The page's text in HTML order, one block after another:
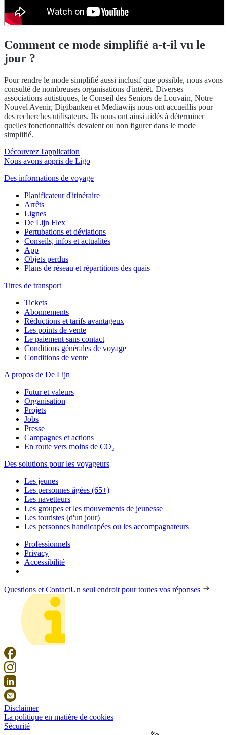
Comment ce mode simplifié a-t-il vu le
jour ?
Pour rendre le mode simplifié aussi inclusif que possible, nous avons
consulté de nombreuses organisations d'intérêt. Diverses
associations autistiques, le Conseil des Seniors de Louvain, Notre
Nouvel Avenir, Digibanken et Mediawijs nous ont accueillis pour
des recherches utilisateurs. Ils nous ont ainsi aidés à déterminer
quelles fonctionnalités devaient ou non figurer dans le mode
simplifié.
Découvrez l'application
Nous avons appris de Ligo
Des informations de voyage
Planificateur d'itinéraire
Arrêts
Lignes
De Lijn Flex
Pertubations et déviations
Conseils, infos et actualités
App
Objets perdus
Plans de réseau et répartitions des quais
Titres de transport
Tickets
Abonnements
Réductions et tarifs avantageux
Les points de vente
Le paiement sans contact
Conditions générales de voyage
Conditions de vente
A propos de De Lijn
Futur et valeurs
Organisation
Projets
Jobs
Presse
Campagnes et actions
En route vers moins de CO₂
Des solutions pour les voyageurs
Les jeunes
Les personnes âgées (65+)
Les navetteurs
Les groupes et les mouvements de jeunesse
Les touristes (d'un jour)
Les personnes handicapées ou les accompagnateurs
Professionnels
Privacy
Accessibilité
Questions et ContactUn seul endroit pour toutes vos réponses
Disclaimer
La politique en matière de cookies
Sécurité